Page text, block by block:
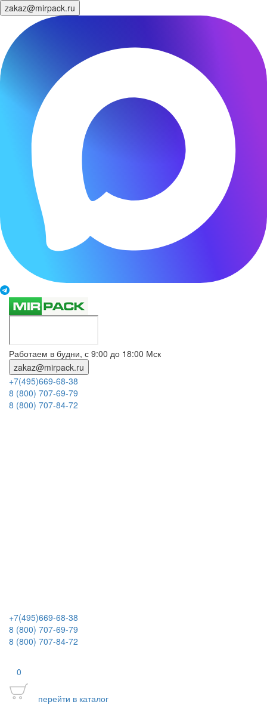
zakaz@mirpack.ru
Работаем в будни, с 9:00 до 18:00 Мск
zakaz@mirpack.ru
+7(495)669-68-38
8 (800) 707-69-79
8 (800) 707-84-72
+7(495)669-68-38
8 (800) 707-69-79
8 (800) 707-84-72
0
перейти в каталог